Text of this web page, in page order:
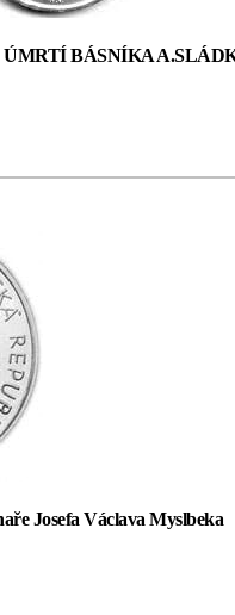
ÚMRTÍ BÁSNÍKA
Josefa Václava Myslbeka